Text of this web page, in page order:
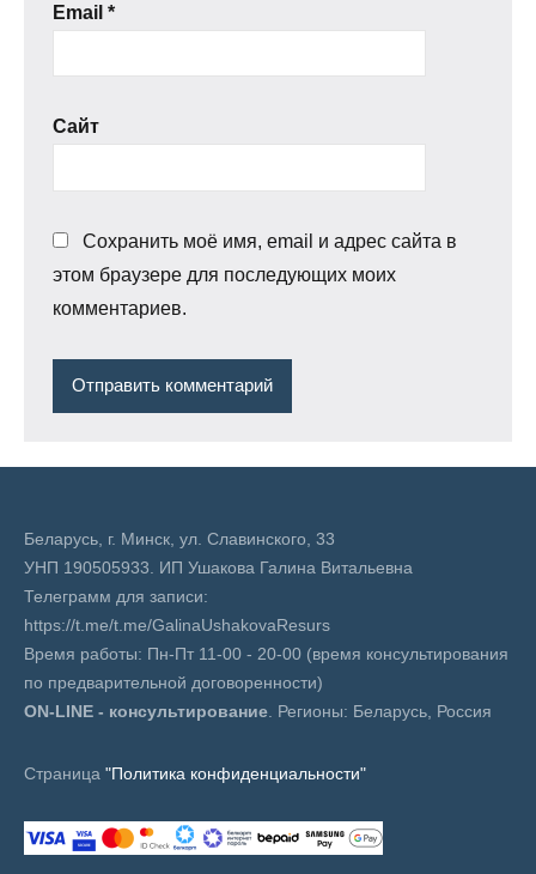
Email *
Сайт
Сохранить моё имя, email и адрес сайта в
этом браузере для последующих моих
комментариев.
Беларусь, г. Минск, ул. Славинского, 33
УНП 190505933. ИП Ушакова Галина Витальевна
Телеграмм для записи:
https://t.me/t.me/GalinaUshakovaResurs
Время работы: Пн-Пт 11-00 - 20-00 (время консультирования
по предварительной договоренности)
ON-LINE - консультирование . Регионы: Беларусь, Россия
Страница "Политика конфиденциальности"